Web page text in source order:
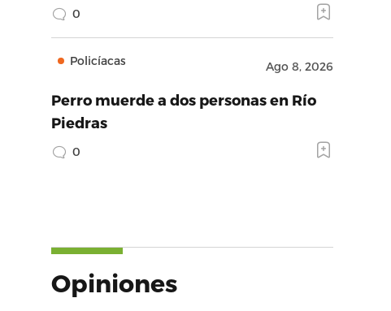
0
Policíacas Ago 8, 2026
Perro muerde a dos personas en Río
Piedras
0
Opiniones